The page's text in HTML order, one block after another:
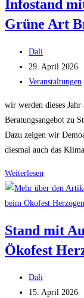
Infostand
Grüne Art
Beitrags-
Autor:
Dali
Beitrag
veröffentlicht:
29. April 2026
Beitrags-
Veranstaltungen
wir werden dieses
Beratungsangebot zu
Dazu zeigen wir
diesmal auch das
Weiterlesen
mit
Ausstellung
Beratung
–
Bruck
Stand mit
Ökofest
Beitrags-
Autor:
Dali
Beitrag
15. April 2026